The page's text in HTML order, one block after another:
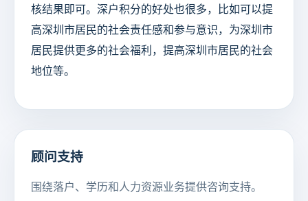
核结果即可。深户积分的好处也很多，比如可以提
高深圳市居民的社会责任感和参与意识，为深圳市
居民提供更多的社会福利，提高深圳市居民的社会
地位等。
顾问支持
围绕落户、学历和人力资源业务提供咨询支持。